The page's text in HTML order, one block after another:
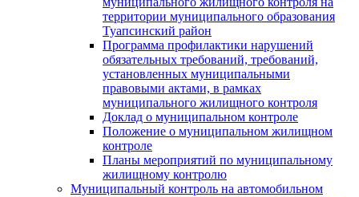
территории муниципального образования
Туапсинский район
Программа профилактики нарушений
обязательных требований, требований,
установленных муниципальными
правовыми актами, в рамках
муниципального жилищного контроля
Доклад о муниципальном контроле
Положение о муниципальном жилищном
контроле
Планы мероприятий по муниципальному
жилищному контролю
Муниципальный контроль на автомобильном